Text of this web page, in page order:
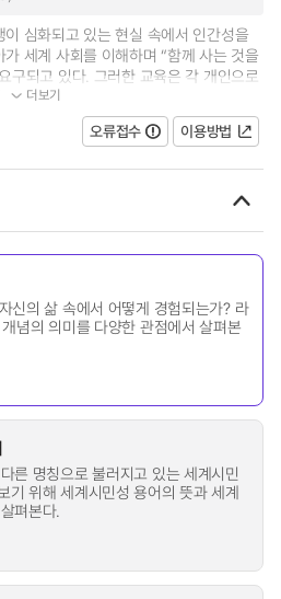
심화되고 있는 현실 속에서 인간성을
세계 사회를 이해하며 “함께 사는 것을
구되고 있다. 그러한 교육은 각 개인으로
살...더보기
오류접수 이용방법
신의 삶 속에서 어떻게 경험되는가? 라
념의 의미를 다양한 관점에서 살펴본
른 명칭으로 불러지고 있는 세계시민
기 위해 세계시민성 용어의 뜻과 세계
펴본다.